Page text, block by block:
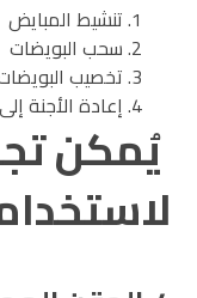
تنشيط المبايض
سحب البويضات
تخصيب
إعادة الأجنة
يُمكن